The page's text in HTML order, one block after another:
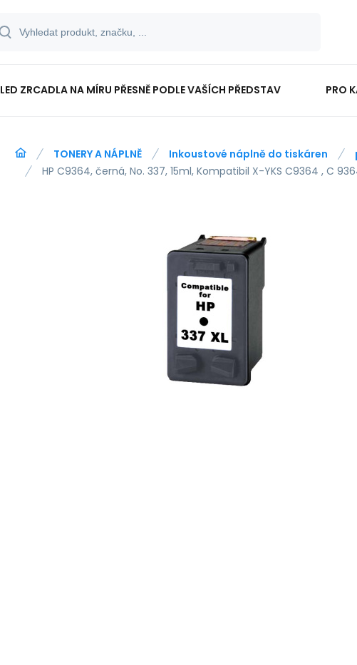
LED ZRCADLA NA MÍRU PŘESNĚ PODLE VAŠÍCH PŘEDSTAV PRO
TONERY A NÁPLNĚ Inkoustové náplně do tiskáren
HP C9364, černá, No. 337, 15ml, Kompatibil X-YKS C9364 , C